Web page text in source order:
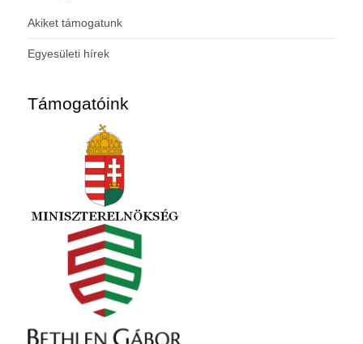
Akiket támogatunk
Egyesületi hírek
Támogatóink